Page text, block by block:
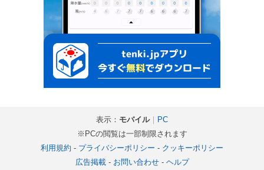
表示： モバイル｜ PC
※PCの閲覧は一部制限されます
利用規約 - プライバシーポリシー - クッキーポリシー
広告掲載- お問い合わせ- ヘルプ